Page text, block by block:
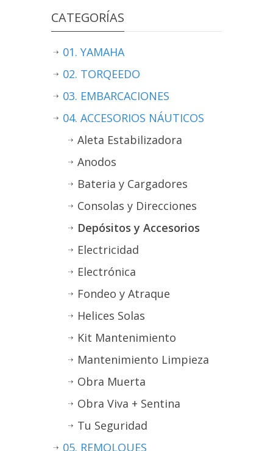
CATEGORÍAS
01. YAMAHA
02. TORQEEDO
03. EMBARCACIONES
04. ACCESORIOS NÁUTICOS
Aleta Estabilizadora
Anodos
Bateria y Cargadores
Consolas y Direcciones
Depósitos y Accesorios
Electricidad
Electrónica
Fondeo y Atraque
Helices Solas
Kit Mantenimiento
Mantenimiento Limpieza
Obra Muerta
Obra Viva + Sentina
Tu Seguridad
05. REMOLQUES